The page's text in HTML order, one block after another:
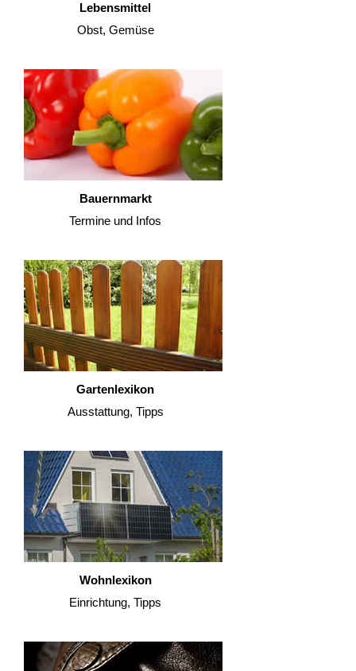
Lebensmittel
Obst, Gemüse
Bauernmarkt
Termine und Infos
Gartenlexikon
Ausstattung, Tipps
Wohnlexikon
Einrichtung, Tipps